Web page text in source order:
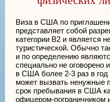
Виза в США по
представляет собой
категории В2 и является
туристической. Обычно
и по определению
специально не оговорено
в США более 2-3 раз в год
может вызвать ненужные
срок пребывания в США
офицером-пограничником